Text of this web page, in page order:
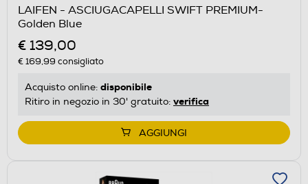
LAIFEN - ASCIUGACAPELLI SWIFT PREMIUM-
Golden Blue
€ 139,00
€ 169,99 consigliato
Acquisto online: disponibile
Ritiro in negozio in 30' gratuito: verifica
AGGIUNGI